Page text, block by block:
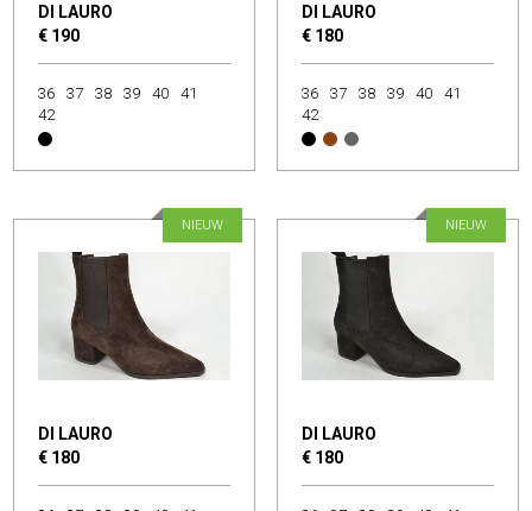
DI LAURO
€ 190
36 37 38 39 40
41
42
DI LAURO
€ 180
36 37 38 39 40
41
42
DI LAURO
€ 180
NIEUW
DI LAURO
€ 180
NIEUW